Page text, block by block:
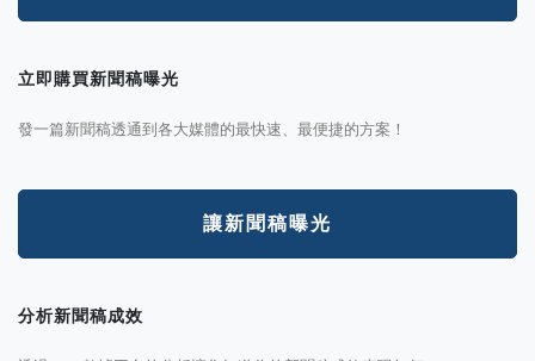
立即購買新聞稿曝光
發一篇新聞稿透通到各大媒體的最快速、最便捷的方案！
讓新聞稿曝光
分析新聞稿成效